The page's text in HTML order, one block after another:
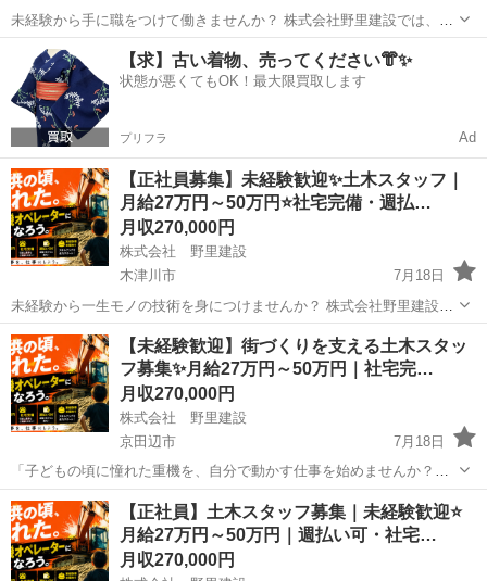
未経験から手に職をつけて働きませんか？ 株式会社野里建設では、土
木工事スタッフを募集しています。 経験や資格がなくても大丈夫で
す。 先輩社員が仕事の流れから丁寧に教えるので、未経験でも安心し
てスタートできま...
京都 大工 未経験
【求】古い着物、売ってください👘✨
状態が悪くてもOK！最大限買取します
プリフラ Ad
【正社員募集】未経験歓迎✨土木スタッフ｜
月給27万円～50万円⭐社宅完備・週払…
月収270,000円
株式会社 野里建設
木津川市
7月18日
未経験から一生モノの技術を身につけませんか？ 株式会社野里建設で
は、土木工事スタッフを募集しています。 経験や資格は問いません。
先輩スタッフが基礎から丁寧に教えるので、未経験の方でも安心して
スタートできま...
京都 木津川市 土木
【未経験歓迎】街づくりを支える土木スタッ
フ募集✨月給27万円～50万円｜社宅完…
月収270,000円
株式会社 野里建設
京田辺市
7月18日
「子どもの頃に憧れた重機を、自分で動かす仕事を始めませんか？」
株式会社野里建設では、一緒に働く新しい仲間を募集しています！ ま
ずは先輩スタッフのサポートをしながら仕事を覚えていただくので、
経験や資格がなくても安...
京都 京田辺市 大工
【正社員】土木スタッフ募集｜未経験歓迎⭐
月給27万円～50万円｜週払い可・社宅…
月収270,000円